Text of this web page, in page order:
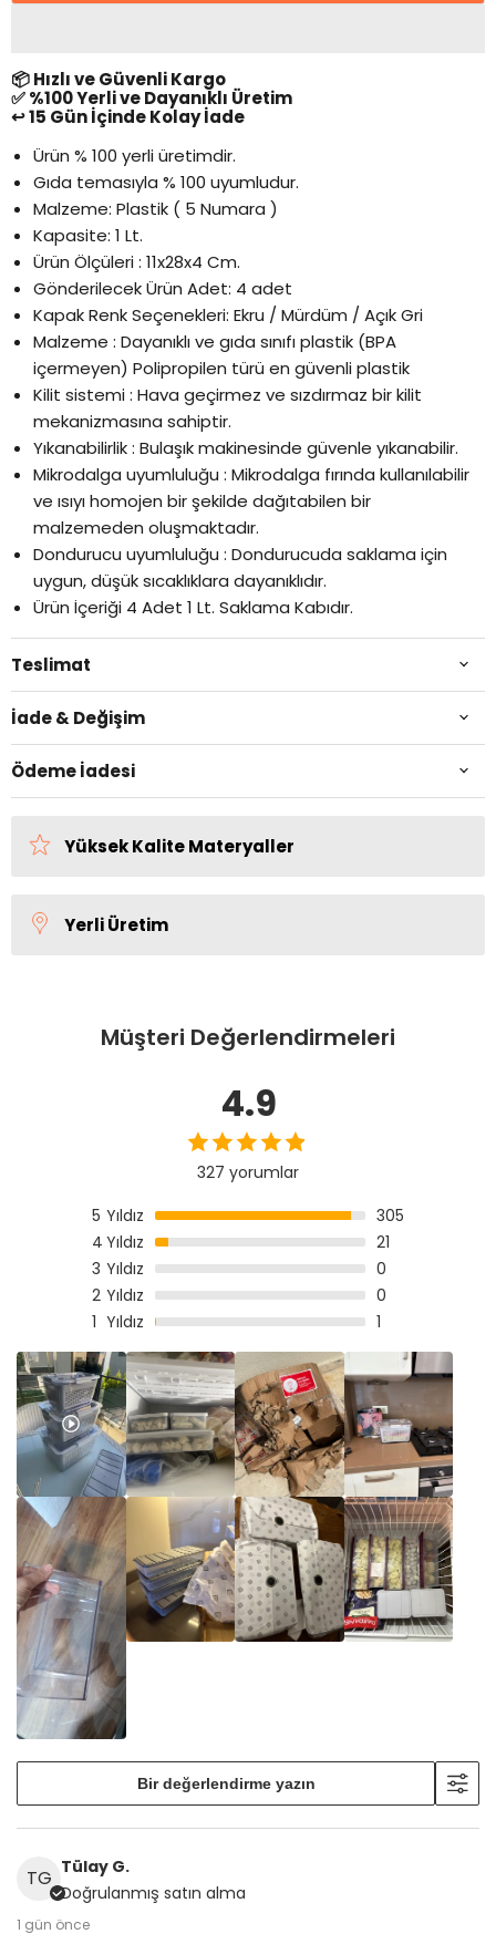
📦 Hızlı ve Güvenli Kargo
✅ %100 Yerli ve Dayanıklı Üretim
↩️ 15 Gün İçinde Kolay İade
Ürün % 100 yerli üretimdir.
Gıda temasıyla % 100 uyumludur.
Malzeme: Plastik ( 5 Numara )
Kapasite: 1 Lt.
Ürün Ölçüleri : 11x28x4 Cm.
Gönderilecek Ürün Adet: 4 adet
Kapak Renk Seçenekleri: Ekru / Mürdüm / Açık Gri
Malzeme : Dayanıklı ve gıda sınıfı plastik (BPA
içermeyen) Polipropilen türü en güvenli plastik
Kilit sistemi : Hava geçirmez ve sızdırmaz bir kilit
mekanizmasına sahiptir.
Yıkanabilirlik : Bulaşık makinesinde güvenle yıkanabilir.
Mikrodalga uyumluluğu : Mikrodalga fırında kullanılabilir
ve ısıyı homojen bir şekilde dağıtabilen bir
malzemeden oluşmaktadır.
Dondurucu uyumluluğu : Dondurucuda saklama için
uygun, düşük sıcaklıklara dayanıklıdır.
Ürün İçeriği 4 Adet 1 Lt. Saklama Kabıdır.
Teslimat
İade & Değişim
Ödeme İadesi
Yüksek Kalite Materyaller
Yerli Üretim
Müşteri Değerlendirmeleri
4.9
327 yorumlar
5 Yıldız
305
4Yıldız
21
3 Yıldız
0
2 Yıldız
0
1 Yıldız 1
Bir değerlendirme yazın
TG Tülay G.
Doğrulanmış satın alma
1 gün önce